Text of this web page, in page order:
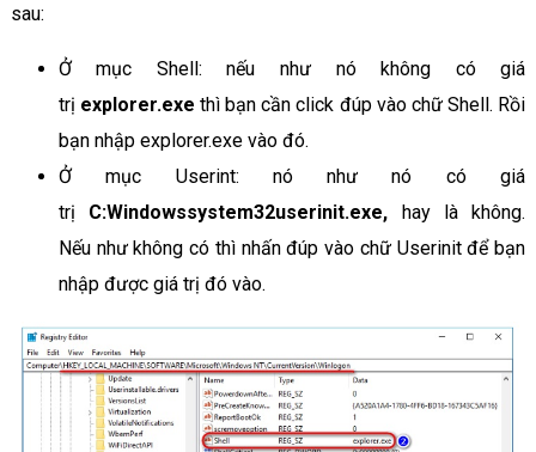
sau:
Ở mục Shell: nếu như nó không có giá
trị explorer.exe thì bạn cần click đúp vào chữ Shell. Rồi
bạn nhập explorer.exe vào đó.
Ở mục Userint: nó như nó có giá
trị C:Windowssystem32userinit.exe, hay là không.
Nếu như không có thì nhấn đúp vào chữ Userinit để bạn
nhập được giá trị đó vào.